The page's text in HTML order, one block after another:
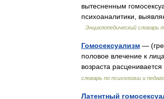
вытесненным
психоаналитики,
Энциклопедический словарь
Гомосексуализм —
половое влечение к
возраста
словарь по психологии и
Латентный